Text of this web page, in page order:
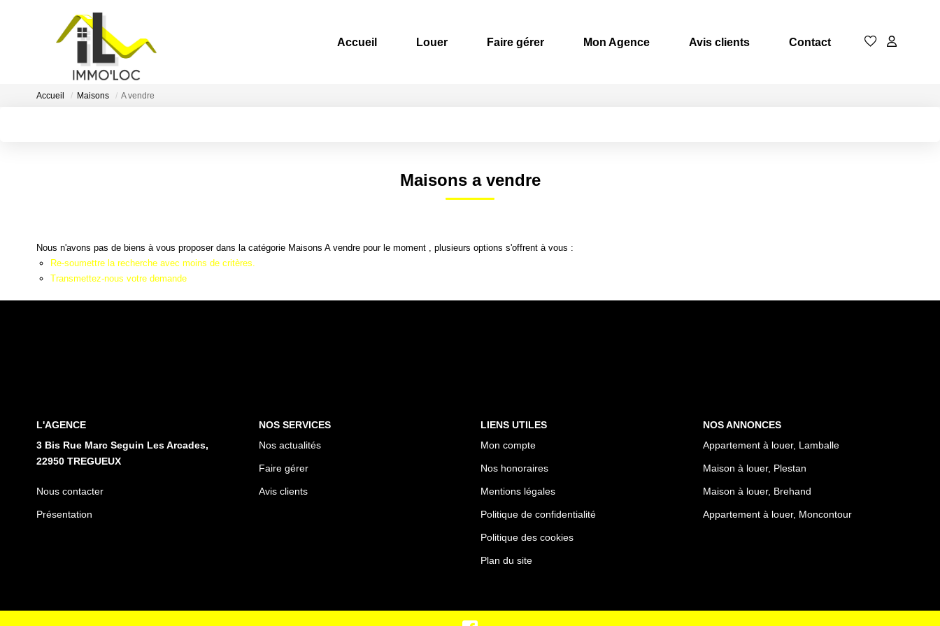
Accueil Louer Faire gérer Mon Agence Avis clients Contact
Accueil Maisons A vendre
Maisons a vendre
Nous n'avons pas de biens à vous proposer dans la catégorie Maisons A vendre pour le moment , plusieurs options s'offrent à vous :
Re-soumettre la recherche avec moins de critères.
Transmettez-nous votre demande
L'AGENCE
3 Bis Rue Marc Seguin Les Arcades,
22950 TREGUEUX
Nous contacter
Présentation
NOS SERVICES
Nos actualités
Faire gérer
Avis clients
LIENS UTILES
Mon compte
Nos honoraires
Mentions légales
Politique de confidentialité
Politique des cookies
Plan du site
NOS ANNONCES
Appartement à louer, Lamballe
Maison à louer, Plestan
Maison à louer, Brehand
Appartement à louer, Moncontour